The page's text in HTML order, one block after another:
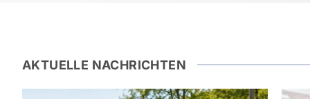
AKTUELLE NACHRICHTEN